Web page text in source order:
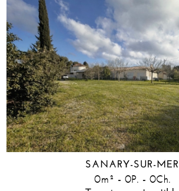
SANARY-SUR-MER
0m² - 0P. - 0Ch.